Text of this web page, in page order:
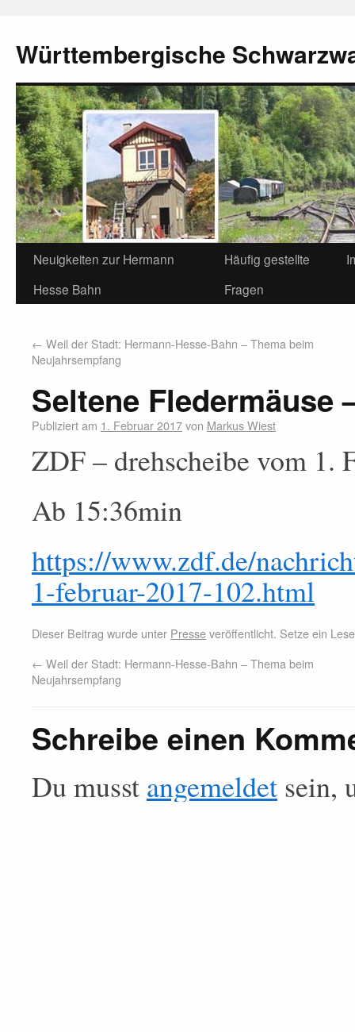
Württembergische
Neuigkeiten zur Hermann
Hesse Bahn
Häufig gestellte
Fragen
← Weil der Stadt: Hermann-Hesse-Bahn – Thema beim
Neujahrsempfang
Seltene Fledermäuse
Publiziert am 1. Februar 2017von Markus Wiest
ZDF – drehscheibe vom 1.
Ab 15:36min
https://www.zdf.de/
1-februar-2017-102.html
Dieser Beitrag wurde unter Presseveröffentlicht. Setze ein
← Weil der Stadt: Hermann-Hesse-Bahn – Thema beim
Neujahrsempfang
Schreibe einen
Du musst angemeldet sein,